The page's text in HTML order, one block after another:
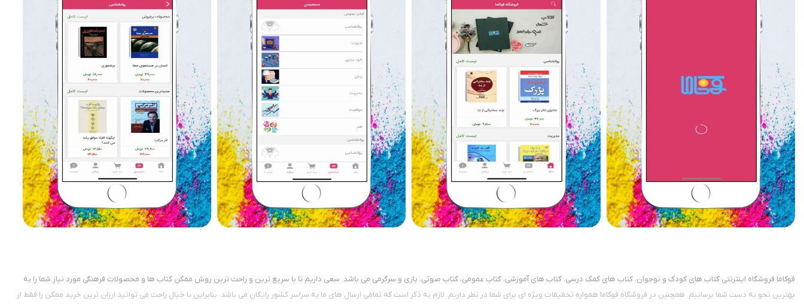
فوکاما فروشگاه اینترنتی کتاب های کودک و نوجوان، کتاب های کمک درسی، کتاب های آموزشی، کتاب عمومی، کتاب صوتی، بازی و سرگرمی می باشد. سعی داریم تا با سریع ترین و راحت ترین روش ممکن کتاب ها و محصولات فرهنگی مورد نیاز شما را به
بهترین نحو به دست شما برسانیم. همچنین در فروشگاه فوکاما همواره تخفیفات ویژه ای برای شما در نظر داریم. لازم به ذکر است که تمامی ارسال های ما به سراسر کشور رایگان می باشد. بنابراین با خیال راحت می توانید ارزان ترین خرید ممکن را فقط از